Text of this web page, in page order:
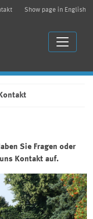
Show page in English
Kontakt
Sie Fragen oder
Kontakt auf.